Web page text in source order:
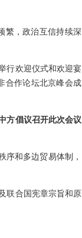
繁，政治互信持续深
行欢迎仪式和欢迎宴
合作论坛北京峰会成
方倡议召开此次会议
序和多边贸易体制，
联合国宪章宗旨和原